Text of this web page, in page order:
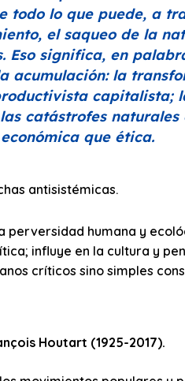
todo lo que puede, a
el saqueo de la
Eso significa, en
acumulación: la
capitalista;
catástrofes naturales
que ética.
antisistémicas.
perversidad humana y
influye en la cultura y
críticos sino simples
Houtart (1925-2017).